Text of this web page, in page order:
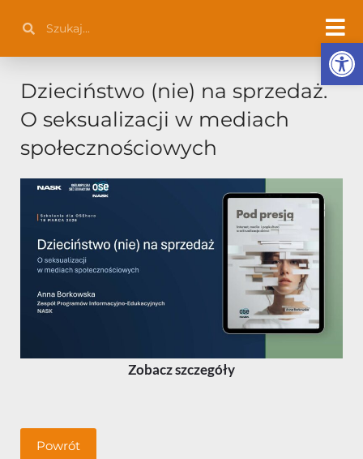
treści
Dzieciństwo (nie) na sprzedaż.
O seksualizacji w mediach
społecznościowych
Zobacz szczegóły
Powrót